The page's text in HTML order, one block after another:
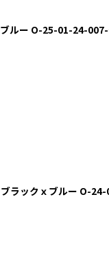
ブルー O-25-01-24-
ブラックｘブルー O-